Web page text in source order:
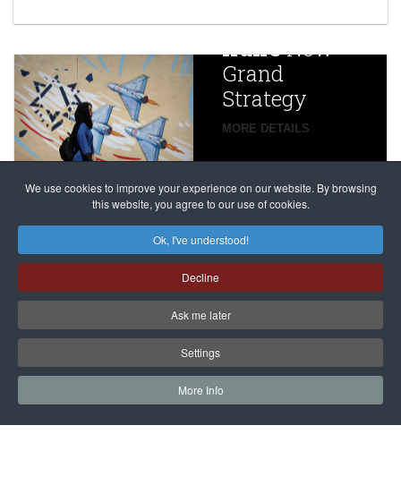
We use cookies to improve your experience on our website. By browsing
this website, you agree to our use of cookies.
Ok, I've understood!
Decline
Ask me later
Settings
More Info
Iran’sNew
Grand
Strategy
MORE DETAILS
China
Targets,
Beijing’s
global
campaign
against
dissenters
continues
MORE DETAILS
Franceto try
alleged
Magnitsky
Affair
mastermind
Dimitry
Klyuev in
absentia